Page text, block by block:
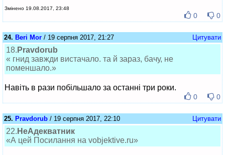
Змінено 19.08.2017, 23:48
0 0
24. Beri Mor / 19 серпня 2017, 21:27 Цитувати
18. Pravdorub
« гнид завжди вистачало. та й зараз, бачу, не
поменшало.»
Навіть в рази побільшало за останні три роки.
0 0
25. Pravdorub / 19 серпня 2017, 22:10 Цитувати
22. НеАдекватник
«А цей Посилання на vobjektive.ru»